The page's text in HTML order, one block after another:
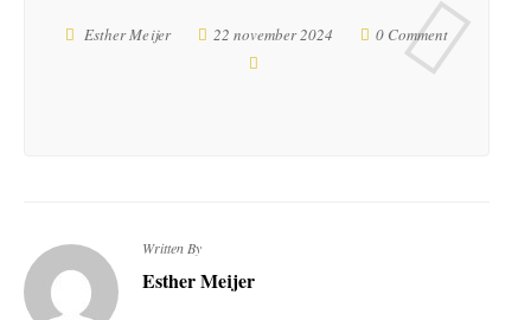
Esther Meijer 22 november 2024 0 Comment
Written By
Esther Meijer